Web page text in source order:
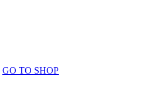
GO TO SHOP